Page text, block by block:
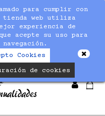
in
sequracheckout/lib/
para cumplir con
tienda web utiliza
experiencia de
acepte su uso para
Cookies
de cookies